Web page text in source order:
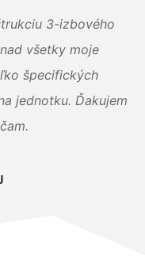
3-izbového
všetky moje
špecifických
jednotku. Ďakujem